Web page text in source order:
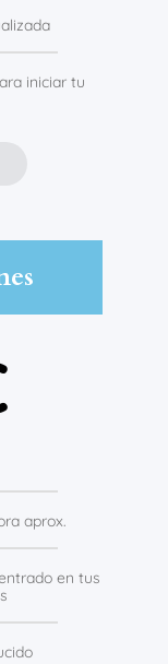
iniciar tu
aprox.
en tus